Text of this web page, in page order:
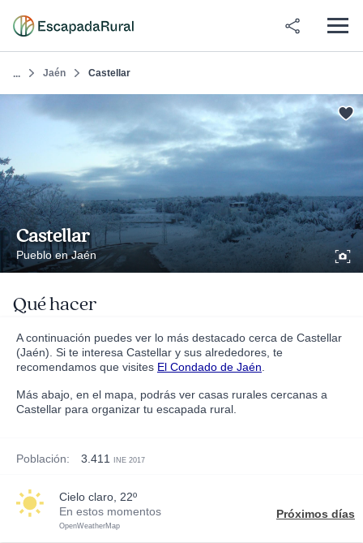
... Jaén Castellar
Castellar
Pueblo en Jaén
Qué hacer
A continuación puedes ver lo más destacado cerca de Castellar
(Jaén). Si te interesa Castellar y sus alrededores, te
recomendamos que visites El Condado de Jaén
Más abajo, en el mapa, podrás ver casas rurales cercanas a
Castellar para organizar tu escapada rural.
Población: 3.411 INE 2017
cielo claro, 22º
En estos momentos
OpenWeatherMap
Próximos días